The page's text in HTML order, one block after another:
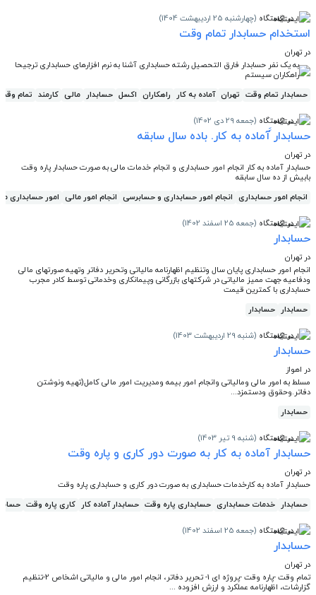
در ایستگاه (چهارشنبه 25 اردیبهشت 1404)
استخدام حسابدار تمام وقت
در تهران
به یک نفر حسابدار فارق التحصیل رشته حسابداری آشنا به نرم افزارهای حسابداری ترجیحا
راهکاران سیستم
حسابدار تمام وقت تهران آماده به کار راهکاران اکسل حسابدار مالی کارمند تمام وقت
در ایستگاه (جمعه 29 دی 1402)
حسابدار ََآماده به کار. باده سال سابقه
در تهران
حسابدار آماده به کار انجام امور حسابداری و انجام خدمات مالی به صورت حسابدار پاره وقت
بابیش از ده سال سابقه
انجام امور حسابداری انجام امور حسابداری و حسابرسی انجام امور مالی امور حسابداری
در ایستگاه (جمعه 25 اسفند 1402)
حسابدار
در تهران
انجام امور حسابداری پایان سال وتنظیم اظهارنامه مالیاتی وتحریر دفاتر وتهیه صورتهای مالی
ودفاعیه جهت ممیز مالیاتی در شرکتهای بازرگانی وپیمانکاری وخدماتی توسط کادر مجرب
حسابداری با کمترین قیمت
حسابدار
حسابدار
در ایستگاه (شنبه 29 اردیبهشت 1403)
حسابدار
در اهواز
مسلط به امور مالی ومالیاتی وانجام امور بیمه ومدیریت امور مالی کامل(تهیه ونوشتن
دفاتر.وحقوق ودستمزد...
حسابدار
در ایستگاه (شنبه 9 تیر 1403)
حسابدار آماده به کار به صورت دور کاری و پاره وقت
در تهران
حسابدار آماده به کارخدمات حسابداری به صورت دور کاری و حسابداری پاره وقت
حسابدار
خدمات حسابداری حسابداری پاره وقت حسابدار آماده کار کاری پاره وقت
در ایستگاه (جمعه 25 اسفند 1402)
حسابدار
در تهران
تمام وقت -پاره وقت -پروژه ای 1- تحریر دفاتر، انجام امور مالی و مالیاتی اشخاص 2-تنظیم
گزارشات، اظهارنامه عملکرد و ارزش افزوده ...